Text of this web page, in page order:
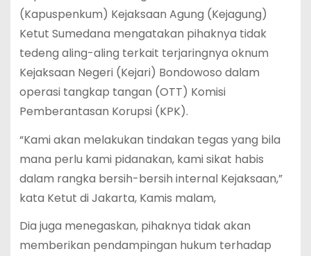
(Kapuspenkum) Kejaksaan Agung (Kejagung)
Ketut Sumedana mengatakan pihaknya tidak
tedeng aling-aling terkait terjaringnya oknum
Kejaksaan Negeri (Kejari) Bondowoso dalam
operasi tangkap tangan (OTT) Komisi
Pemberantasan Korupsi (KPK).
“Kami akan melakukan tindakan tegas yang bila
mana perlu kami pidanakan, kami sikat habis
dalam rangka bersih-bersih internal Kejaksaan,”
kata Ketut di Jakarta, Kamis malam,
Dia juga menegaskan, pihaknya tidak akan
memberikan pendampingan hukum terhadap